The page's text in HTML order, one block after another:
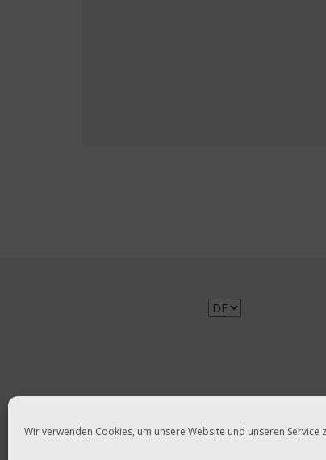
Wir verwenden Cookies, um unsere Website und unseren Service
Sprache